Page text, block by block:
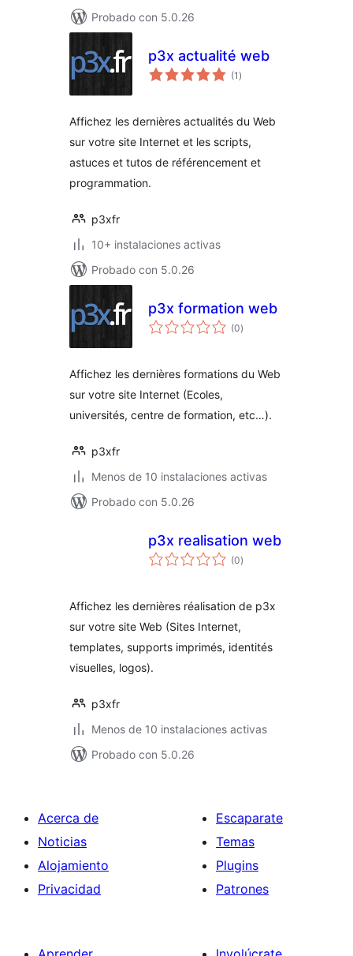
Probado con 5.0.26
p3x actualité web
(1 total
de
)
Affichez les dernières actualités du Web
sur votre site Internet et les scripts,
astuces et tutos de référencement et
programmation.
p3xfr
10+ instalaciones activas
Probado con 5.0.26
p3x formation web
(0total
de
)
Affichez les dernières formations du Web
sur votre site Internet (Ecoles,
universités, centre de formation, etc…).
p3xfr
Menos de 10 instalaciones activas
Probado con 5.0.26
p3x realisation web
(0total
de
)
Affichez les dernières réalisation de p3x
sur votre site Web (Sites Internet,
templates, supports imprimés, identités
visuelles, logos).
p3xfr
Menos de 10 instalaciones activas
Probado con 5.0.26
Acerca de
Noticias
Alojamiento
Privacidad
Escaparate
Temas
Plugins
Patrones